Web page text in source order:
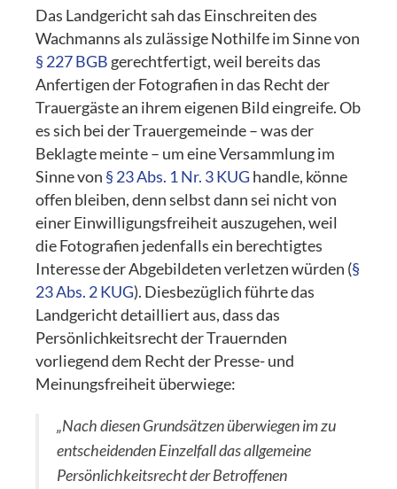
Das Landgericht sah das Einschreiten des
Wachmanns als zulässige Nothilfe im Sinne von
§ 227 BGB gerechtfertigt, weil bereits das
Anfertigen der Fotografien in das Recht der
Trauergäste an ihrem eigenen Bild eingreife. Ob
es sich bei der Trauergemeinde – was der
Beklagte meinte – um eine Versammlung im
Sinne von § 23 Abs. 1 Nr. 3 KUG handle, könne
offen bleiben, denn selbst dann sei nicht von
einer Einwilligungsfreiheit auszugehen, weil
die Fotografien jedenfalls ein berechtigtes
Interesse der Abgebildeten verletzen würden (§
23 Abs. 2 KUG). Diesbezüglich führte das
Landgericht detailliert aus, dass das
Persönlichkeitsrecht der Trauernden
vorliegend dem Recht der Presse- und
Meinungsfreiheit überwiege:
„Nach diesen Grundsätzen überwiegen im zu
entscheidenden Einzelfall das allgemeine
Persönlichkeitsrecht der Betroffenen